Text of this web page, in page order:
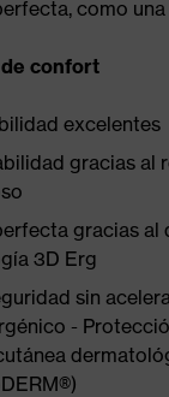
como
confort
excelentes
gracias al
gracias al
3D Erg
sin
-